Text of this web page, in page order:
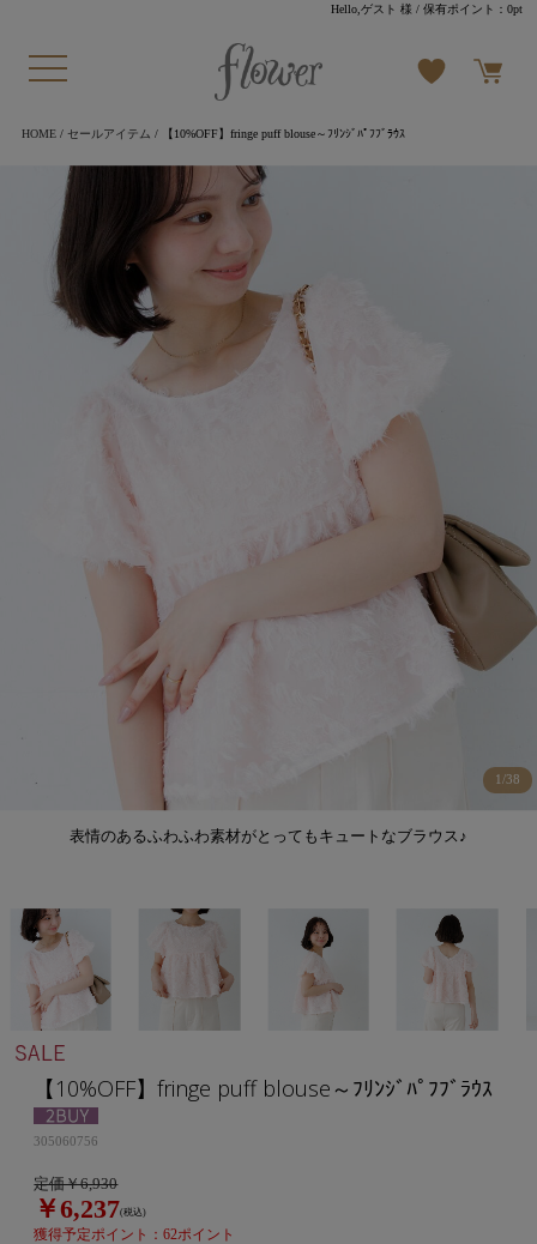
Hello,ゲスト 様 / 保有ポイント：0pt
HOME/ セールアイテム / 【10%OFF】fringe puff blouse～ﾌﾘﾝｼﾞﾊﾟﾌﾌﾞﾗｳｽ
表情のあるふわふわ素材がとってもキュートなブラウス♪
1 /38
【10%OFF】fringe puff blouse～ﾌﾘﾝｼﾞﾊﾟﾌﾌﾞﾗｳｽ
305060756
定価￥6,930
￥6,237(税込)
獲得予定ポイント：62ポイント